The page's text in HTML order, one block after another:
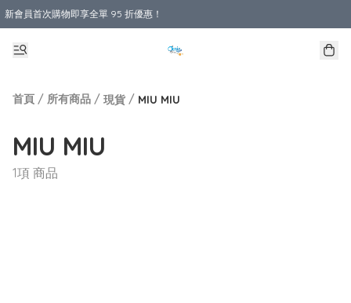
新會員首次購物即享全單 95 折優惠！
購物滿 HKD 800.00即享免運費優惠！（適用於 本地送貨、本地取貨 )
首頁 / 所有商品 / 現貨 / MIU MIU
MIU MIU
1項 商品